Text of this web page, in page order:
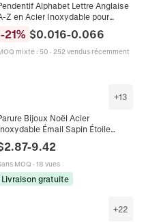
Alphabet Lettre Anglaise
Z en Acier Inoxydable pour
Accessoires de Création de Bijoux
DIY Charm en Métal Plaqué Or 18K
Colliers Bracelets
-21% $0.016-0.066
mixte: 50 · 252 vendus récemment
+13
Bijoux Noël Acier
Émail Sapin Étoile
Oreilles Cadeau Femmes
2.87-9.42
MOQ · 18 vues
Livraison gratuite
+22